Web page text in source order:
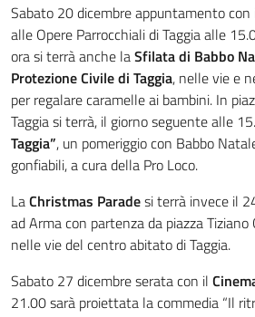
Sabato 20 dicembre appuntamento con
alle Opere Parrocchiali di Taggia alle
ora si terrà anche laSfilata di Babbo
Protezione Civile di Taggia, nelle vie e
per regalare caramelle ai bambini. In
Taggia si terrà, il giorno seguente alle
Taggia”, un pomeriggio con Babbo
gonfiabili, a cura della Pro Loco.
LaChristmas Paradesi terrà invece il
ad Arma con partenza da piazza
nelle vie del centro abitato di Taggia.
Sabato 27 dicembre serata con il
21.00 sarà proiettata la commedia “Il